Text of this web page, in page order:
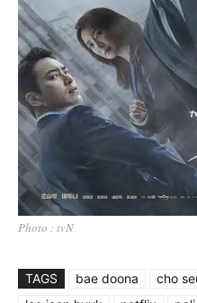
Photo : tvN
TAGS bae doona cho